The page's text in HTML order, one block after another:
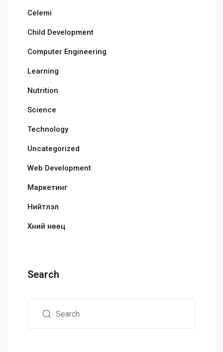
Celemi
Child Development
Computer Engineering
Learning
Nutrition
Science
Technology
Uncategorized
Web Development
Маркетинг
Нийтлэл
Хүний нөөц
Search